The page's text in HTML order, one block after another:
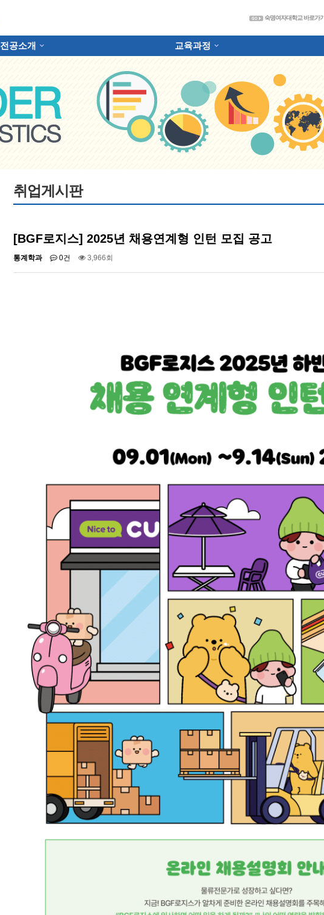
숙명여자대학교 바로가기
전공소개 교육과정
취업게시판
[BGF로지스] 2025년 채용연계형 인턴 모집 공고
통계학과 0건 3,966회